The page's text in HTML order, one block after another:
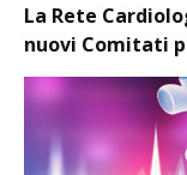
La Rete
nuovi Comitati